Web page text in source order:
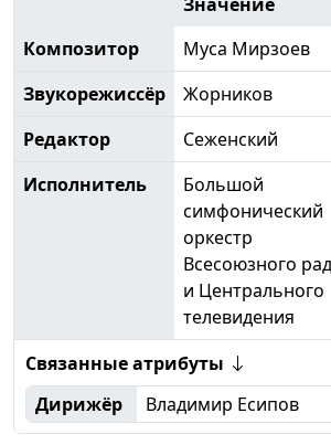
Композитор
Муса Мирзоев
Звукорежиссёр
Жорников
Редактор
Сеженский
Исполнитель
Большой
симфонический
оркестр
Всесоюзного
и Центрального
телевидения
Связанные атрибуты
Дирижёр
Владимир Есипов